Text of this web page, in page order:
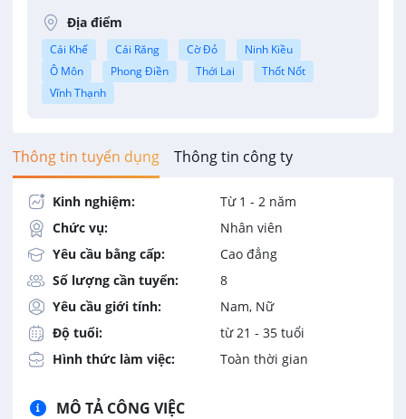
Địa điểm
Cái Khế Cái Răng Cờ Đỏ
Ninh Kiều
Ô Môn
Phong Điền Thới Lai
Thốt Nốt
Vĩnh Thạnh
Thông tin tuyển dụng Thông tin công ty
Kinh nghiệm:
Từ 1 - 2 năm
Chức vụ:
Nhân viên
Yêu cầu bằng cấp:
Cao đẳng
Số lượng cần tuyển:
8
Yêu cầu giới tính:
Nam, Nữ
Độ tuổi:
từ 21 - 35 tuổi
Hình thức làm việc:
Toàn thời gian
MÔ TẢ CÔNG VIỆC